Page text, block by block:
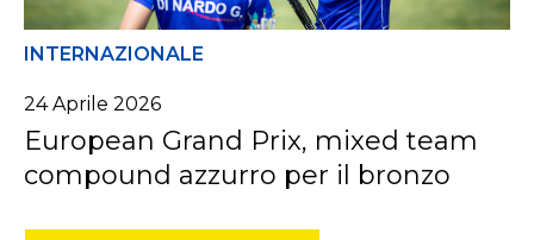
INTERNAZIONALE
24Aprile 2026
European Grand Prix, mixed team
compound azzurro per il bronzo